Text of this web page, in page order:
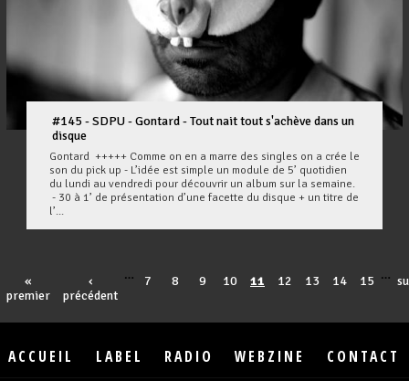
#145 - SDPU - Gontard - Tout nait tout s'achève dans un
disque
Gontard +++++ Comme on en a marre des singles on a crée le
son du pick up - L’idée est simple un module de 5’ quotidien
du lundi au vendredi pour découvrir un album sur la semaine.
- 30 à 1’ de présentation d’une facette du disque + un titre de
l’...
«
premier
‹
précédent
… 7 8 9 10 11 12 13 14 15 …
ACCUEIL LABEL RADIO WEBZINE CONTACT